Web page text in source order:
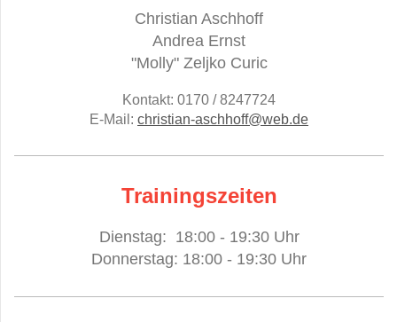
Christian Aschhoff
Andrea Ernst
"Molly" Zeljko Curic
Kontakt: 0170 / 8247724
E-Mail: christian-aschhoff@web.de
Trainingszeiten
Dienstag: 18:00 - 19:30 Uhr
Donnerstag: 18:00 - 19:30 Uhr